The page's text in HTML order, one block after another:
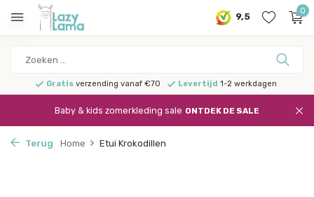
9,5
0
Gratis verzending vanaf €70 Levertijd 1-2 werkdagen
Baby & kids zomerkleding sale ONTDEK DE SALE
Terug Home Etui Krokodillen